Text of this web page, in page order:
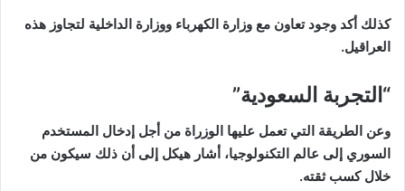
كذلك أكد وجود تعاون مع وزارة الكهرباء ووزارة الداخلية لتجاوز هذه
العراقيل.
“التجربة السعودية”
وعن الطريقة التي تعمل عليها الوزراة من أجل إدخال المستخدم
السوري إلى عالم التكنولوجيا، أشار هيكل إلى أن ذلك سيكون من
خلال كسب ثقته.